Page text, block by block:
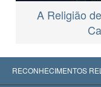
A Religião
RECONHECIMENTOS